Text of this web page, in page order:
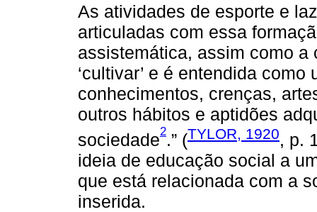
As atividades de esporte e
articuladas com essa
assistemática, assim como
‘cultivar’ e é entendida
conhecimentos, crenças,
outros hábitos e aptidões
sociedade2.” (TYLOR, 1920, p.
ideia de educação social a
que está relacionada com a
inserida.